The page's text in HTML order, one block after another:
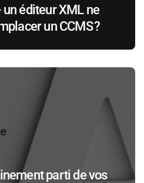
éditeur XML ne
un CCMS ?
parti de vos